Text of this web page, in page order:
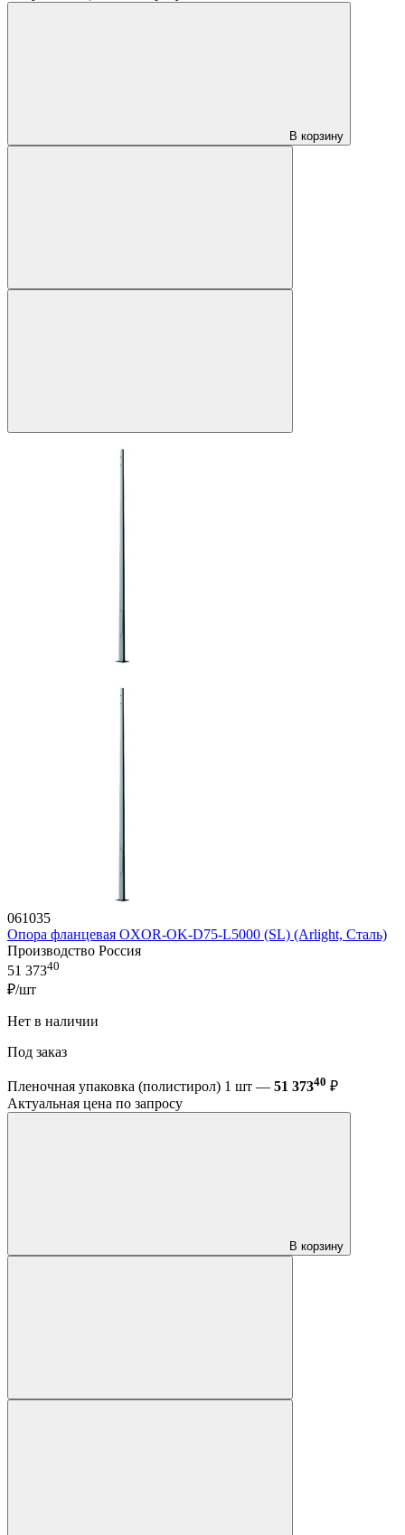
В корзину
061035
Опора фланцевая OXOR-OK-D75-L5000 (SL) (Arlight, Сталь)
Производство Россия
51 37340
₽/шт
Нет в наличии
Под заказ
Пленочная упаковка (полистирол) 1 шт — 51 37340 ₽
Актуальная цена по запросу
В корзину